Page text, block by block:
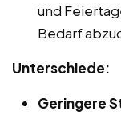
und
Bedarf
Unterschiede:
Geringere